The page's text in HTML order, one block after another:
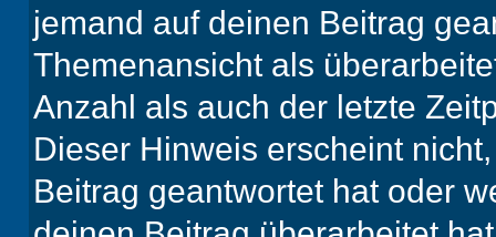
jemand auf deinen Beitrag
Themenansicht als
Anzahl als auch der letzte
Dieser Hinweis erscheint
Beitrag geantwortet hat oder